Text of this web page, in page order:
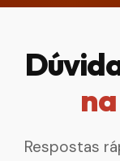
Respostas